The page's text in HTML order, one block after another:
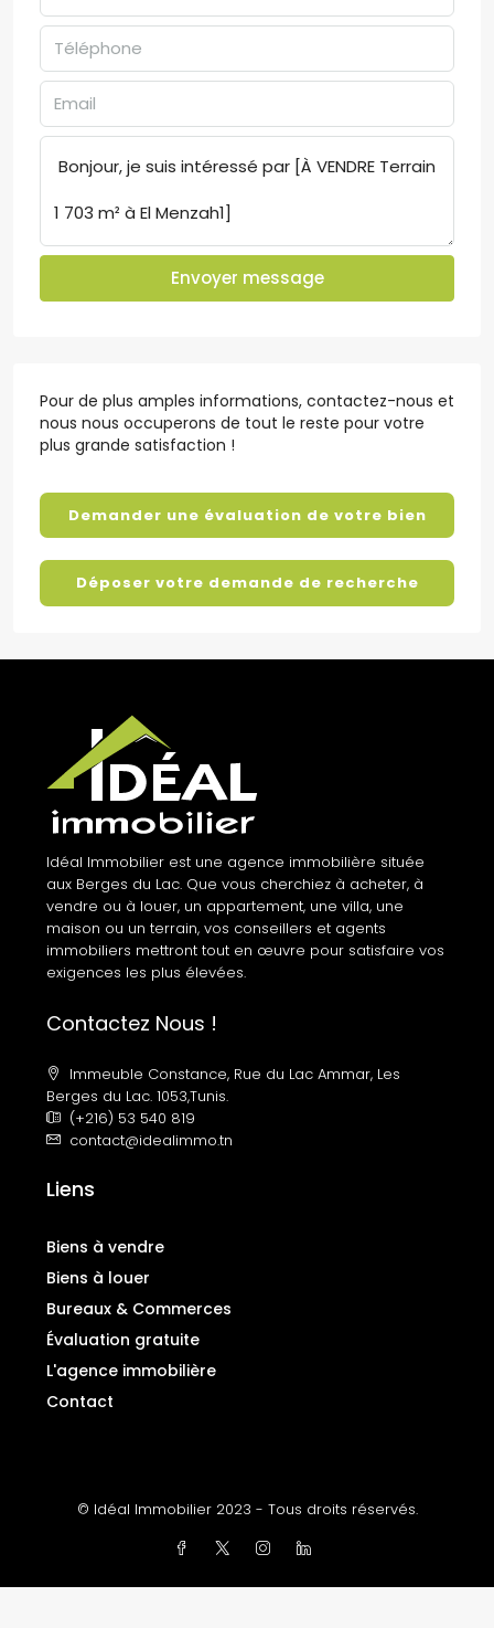
Envoyer message
Pour de plus amples informations, contactez-nous et
nous nous occuperons de tout le reste pour votre
plus grande satisfaction !
Demander une évaluation de votre bien
Déposer votre demande de recherche
Idéal Immobilier est une agence immobilière située
aux Berges du Lac. Que vous cherchiez à acheter, à
vendre ou à louer, un appartement, une villa, une
maison ou un terrain, vos conseillers et agents
immobiliers mettront tout en œuvre pour satisfaire vos
exigences les plus élevées.
Contactez Nous !
Immeuble Constance, Rue du Lac Ammar, Les
Berges du Lac. 1053,Tunis.
(+216) 53 540 819
contact@idealimmo.tn
Liens
Biens à vendre
Biens à louer
Bureaux & Commerces
Évaluation gratuite
L'agence immobilière
Contact
© Idéal Immobilier 2023 - Tous droits réservés.